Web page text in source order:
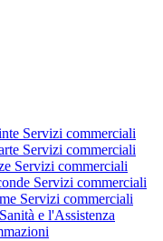
Servizi commerciali
Servizi commerciali
Servizi commerciali
Servizi commerciali
Servizi commerciali
e l'Assistenza